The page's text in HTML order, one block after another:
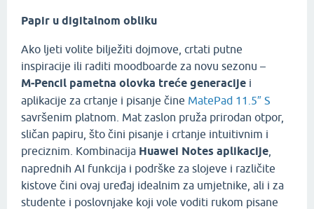
Papir u digitalnom obliku
Ako ljeti volite bilježiti dojmove, crtati putne
inspiracije ili raditi moodboarde za novu sezonu –
M‑Pencil pametna olovka treće generacije i
aplikacije za crtanje i pisanje čine MatePad 11.5″ S
savršenim platnom. Mat zaslon pruža prirodan otpor,
sličan papiru, što čini pisanje i crtanje intuitivnim i
preciznim. Kombinacija Huawei Notes aplikacije
naprednih AI funkcija i podrške za slojeve i različite
kistove čini ovaj uređaj idealnim za umjetnike, ali i za
studente i poslovnjake koji vole voditi rukom pisane